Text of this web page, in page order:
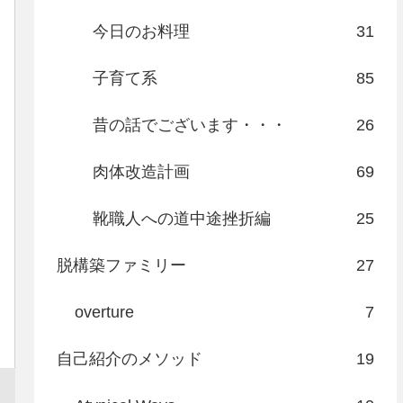
今日のお料理 31
子育て系 85
昔の話でございます・・・ 26
肉体改造計画 69
靴職人への道中途挫折編 25
脱構築ファミリー 27
overture 7
自己紹介のメソッド 19